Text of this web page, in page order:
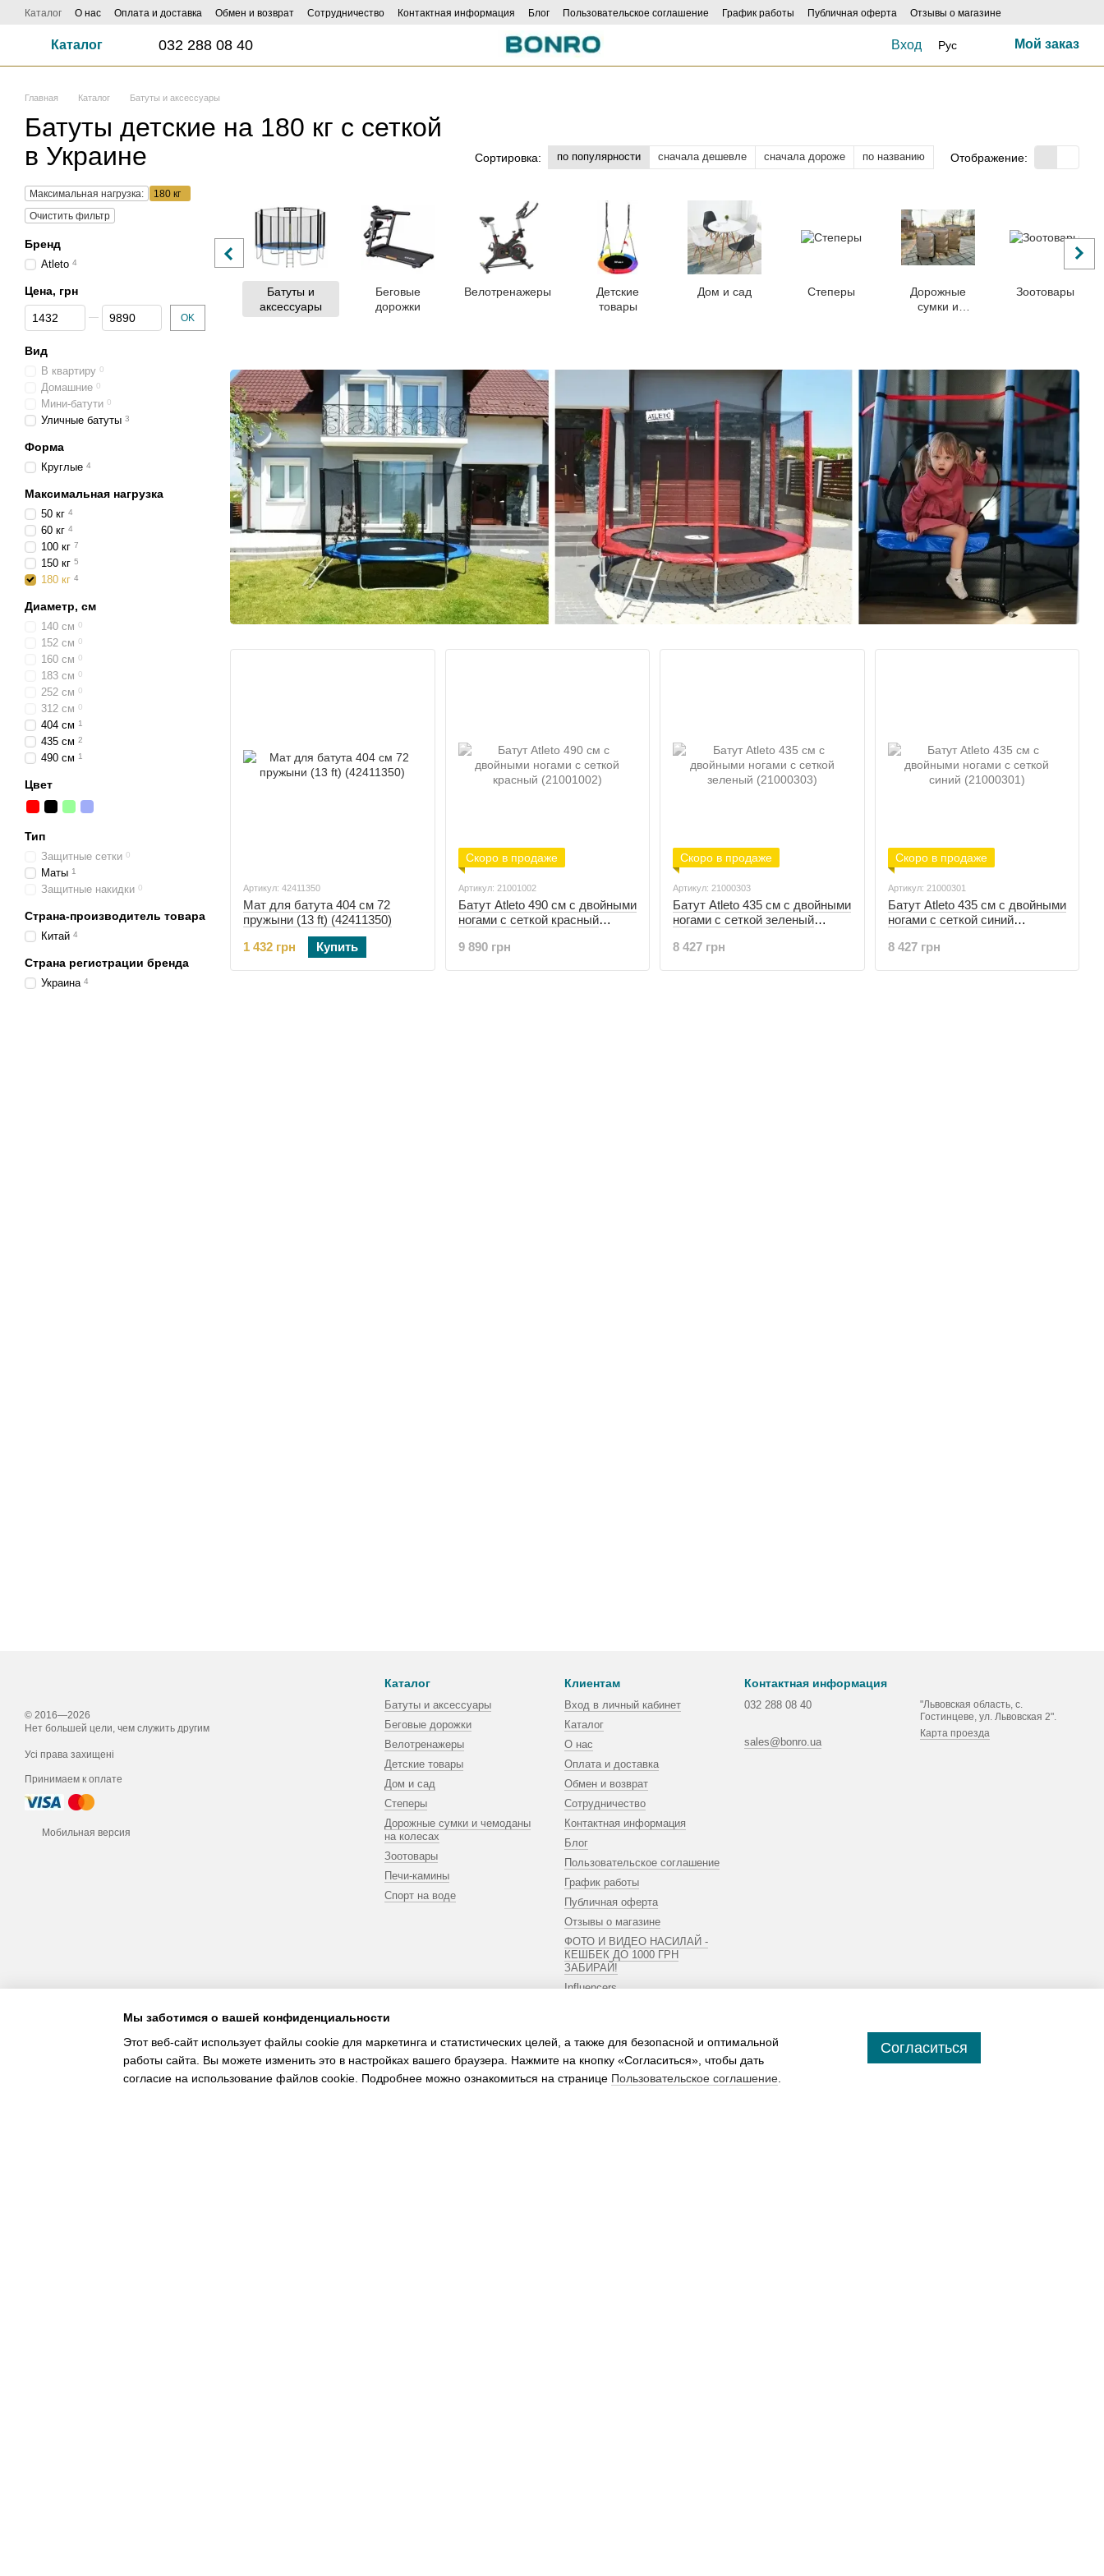
Перейти к основному контенту
Каталог О нас Оплата и доставка Обмен и возврат Сотрудничество Контактная информация Блог Пользовательское соглашение График работы Публичная оферта
Отзывы о магазине
Каталог 032 288 08 40 Вход Рус Мой заказ
Главная Каталог Батуты и аксессуары
Батуты детские на 180 кг с сеткой
в Украине
Сортировка: по популярности сначала дешевле сначала дороже по названию Отображение:
Батуты и
аксессуары
Беговые
дорожки
Велотренажеры
Детские
товары
Дом и сад Степеры
Дорожные
сумки и
Зоотовары
Артикул: 42411350
Мат для батута 404 см 72
пружыни (13 ft) (42411350)
1 432 грн
Купить
Скоро в продаже
Артикул: 21001002
Батут Atleto 490 см с двойными
ногами с сеткой красный
9 890 грн
Скоро в продаже
Артикул: 21000303
Батут Atleto 435 см с двойными
ногами с сеткой зеленый
8 427 грн
Скоро в продаже
Артикул: 21000301
Батут Atleto 435 см с двойными
ногами с сеткой синий
8 427 грн
Максимальная нагрузка:
180 кг
Очистить фильтр
Бренд
Atleto 4
Цена, грн
От Цена, грн
До Цена, грн OK
Вид
В квартиру 0
Домашние 0
Мини-батути 0
Уличные батуты 3
Форма
Круглые 4
Максимальная нагрузка
50 кг 4
60 кг 4
100 кг 7
150 кг 5
180 кг 4
Диаметр, см
140 см 0
152 см 0
160 см 0
183 см 0
252 см 0
312 см 0
404 см 1
435 см 2
490 см 1
Цвет
Тип
Защитные сетки 0
Маты 1
Защитные накидки 0
Страна-производитель товара
Китай 4
Страна регистрации бренда
Украина 4
© 2016—2026
Нет большей цели, чем служить другим
Усі права захищені
Принимаем к оплате
Мобильная версия
Каталог
Батуты и аксессуары
Беговые дорожки
Велотренажеры
Детские товары
Дом и сад
Степеры
Дорожные сумки и чемоданы
на колесах
Зоотовары
Печи-камины
Спорт на воде
Клиентам
Вход в личный кабинет
Каталог
О нас
Оплата и доставка
Обмен и возврат
Сотрудничество
Контактная информация
Блог
Пользовательское соглашение
График работы
Публичная оферта
Отзывы о магазине
ФОТО И ВИДЕО НАСИЛАЙ -
КЕШБЕК ДО 1000 ГРН
ЗАБИРАЙ!
Influencers
Контактная информация
032 288 08 40
sales@bonro.ua
"Львовская область, с.
Гостинцеве, ул. Львовская 2".
Карта проезда
Мы заботимся о вашей конфиденциальности
Этот веб-сайт использует файлы cookie для маркетинга и статистических целей, а также для безопасной и оптимальной
работы сайта. Вы можете изменить это в настройках вашего браузера. Нажмите на кнопку «Согласиться», чтобы дать
согласие на использование файлов cookie. Подробнее можно ознакомиться на странице Пользовательское соглашение
Согласиться